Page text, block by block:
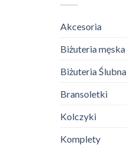
Akcesoria
Biżuteria męska
Biżuteria Ślubna
Bransoletki
Kolczyki
Komplety